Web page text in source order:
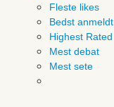
Fleste likes
Bedst anmeldt
Highest Rated
Mest debat
Mest sete